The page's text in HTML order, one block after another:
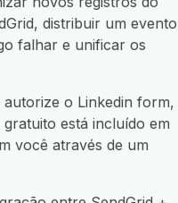
distribuir um evento
falhar e unificar os
o Linkedin form,
está incluído em
você através de um